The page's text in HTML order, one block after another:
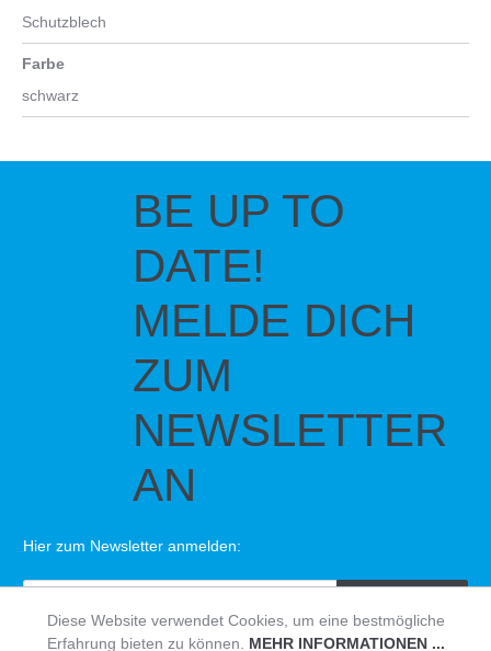
Schutzblech
Farbe
schwarz
BE UP TO
DATE!
MELDE DICH
ZUM
NEWSLETTER
AN
Hier zum Newsletter anmelden:
Diese Website verwendet Cookies, um eine bestmögliche
Erfahrung bieten zu können. MEHR INFORMATIONEN ...